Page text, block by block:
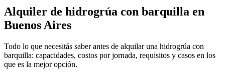
Alquiler de hidrogrúa con barquilla en
Buenos Aires
Todo lo que necesitás saber antes de alquilar una hidrogrúa con
barquilla: capacidades, costos por jornada, requisitos y casos en los
que es la mejor opción.